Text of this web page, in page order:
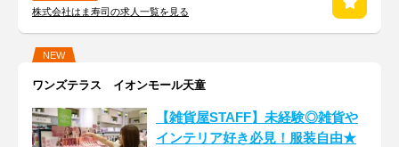
株式会社はま寿司の求人一覧を見る
NEW
ワンズテラス イオンモール天童
【雑貨屋STAFF】未経験◎雑貨や
インテリア好き必見！服装自由★